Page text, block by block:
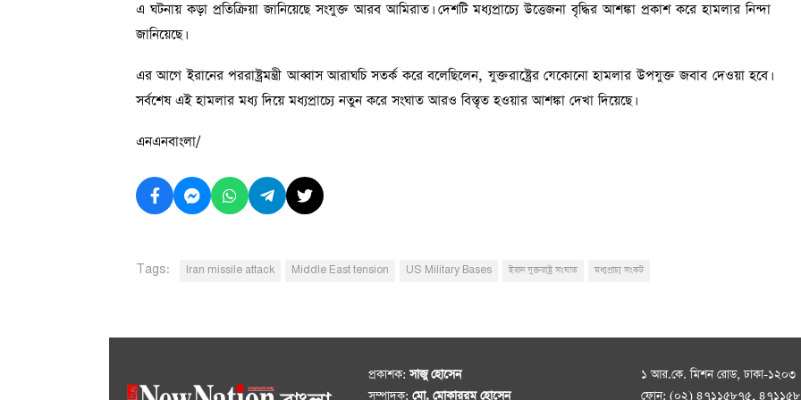
এ ঘটনায় কড়া প্রতিক্রিয়া জানিয়েছে সংযুক্ত আরব আমিরাত। দেশটি মধ্যপ্রাচ্যে উত্তেজনা বৃদ্ধির আশঙ্কা প্রকাশ করে হামলার নিন্দা
জানিয়েছে।
এর আগে ইরানের পররাষ্ট্রমন্ত্রী আব্বাস আরাঘচি সতর্ক করে বলেছিলেন, যুক্তরাষ্ট্রের যেকোনো হামলার উপযুক্ত জবাব দেওয়া হবে।
সর্বশেষ এই হামলার মধ্য দিয়ে মধ্যপ্রাচ্যে নতুন করে সংঘাত আরও বিস্তৃত হওয়ার আশঙ্কা দেখা দিয়েছে।
এনএনবাংলা/
Tags: Iran missile attack Middle East tension US Military Bases ইরান যুক্তরাষ্ট্র সংঘাত মধ্যপ্রাচ্য সংকট
প্রকাশক:সাজু হোসেন
সম্পাদক: মো. মোকাররম হোসেন
১ আর.কে. মিশন রোড, ঢাকা-১২০৩
ফোন: (০২) ৪৭১১৫৮৭৫,